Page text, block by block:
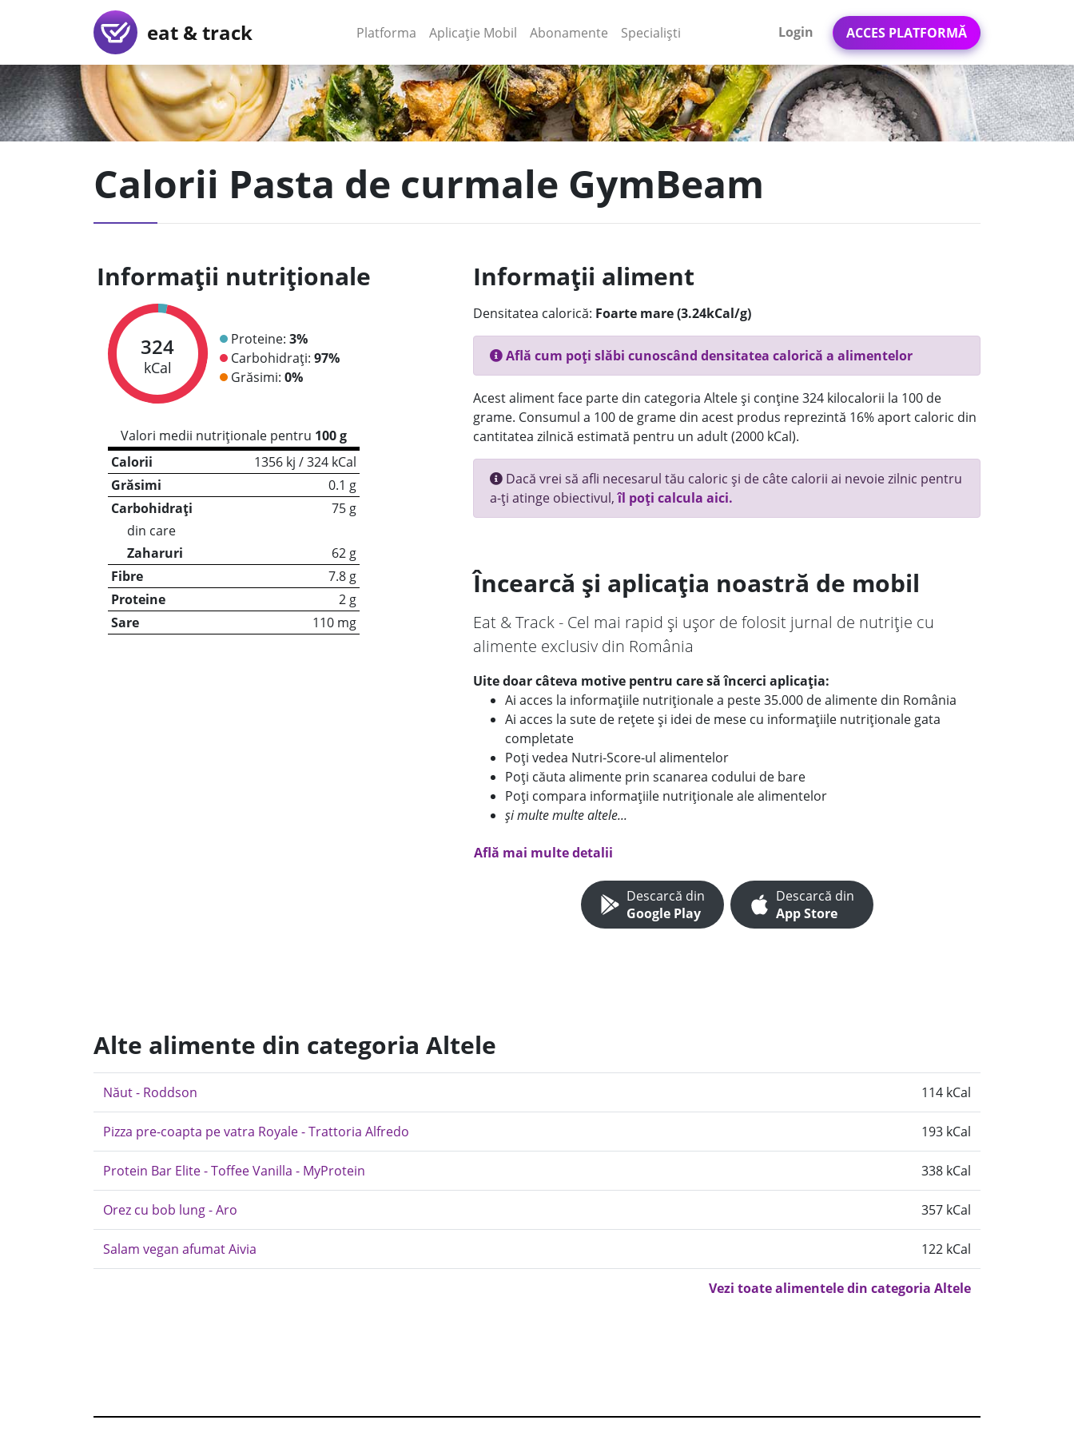
eat & track Platforma (current)
Aplicație Mobil (current)
Abonamente Specialiști Login ACCES PLATFORMĂ
Calorii Pasta de curmale GymBeam
Informații nutriționale
324
kCal
Proteine: 3%
Carbohidrați: 97%
Grăsimi: 0%
Valori medii nutriționale pentru 100 g
Calorii
1356 kj / 324 kCal
Grăsimi
0.1 g
Carbohidrați
75 g
din care
Zaharuri
62 g
Fibre
7.8 g
Proteine
2 g
Sare
110 mg
Informații aliment
Densitatea calorică: Foarte mare (3.24kCal/g)
Află cum poți slăbi cunoscând densitatea calorică a alimentelor
Acest aliment face parte din categoria Altele și conține 324 kilocalorii la 100 de
grame. Consumul a 100 de grame din acest produs reprezintă 16% aport caloric din
cantitatea zilnică estimată pentru un adult (2000 kCal).
Dacă vrei să afli necesarul tău caloric și de câte calorii ai nevoie zilnic pentru
a-ți atinge obiectivul,îl poți calcula aici.
Încearcă și aplicația noastră de mobil
Eat & Track - Cel mai rapid și ușor de folosit jurnal de nutriție cu
alimente exclusiv din România
Uite doar câteva motive pentru care să încerci aplicația:
Ai acces la informațiile nutriționale a peste 35.000 de alimente din România
Ai acces la sute de rețete și idei de mese cu informațiile nutriționale gata
completate
Poți vedea Nutri-Score-ul alimentelor
Poți căuta alimente prin scanarea codului de bare
Poți compara informațiile nutriționale ale alimentelor
și multe multe altele...
Află mai multe detalii
Descarcă din
Google Play
Descarcă din
App Store
Alte alimente din categoria Altele
Năut - Roddson 114 kCal
Pizza pre-coapta pe vatra Royale - Trattoria Alfredo 193 kCal
Protein Bar Elite - Toffee Vanilla - MyProtein 338 kCal
Orez cu bob lung - Aro 357 kCal
Salam vegan afumat Aivia 122 kCal
Vezi toate alimentele din categoria Altele